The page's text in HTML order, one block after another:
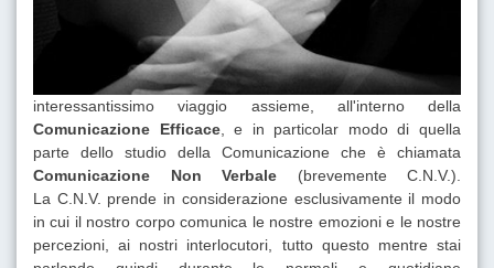
interessantissimo viaggio assieme, all'interno della
Comunicazione Efficace, e in particolar modo di quella
parte dello studio della Comunicazione che è chiamata
Comunicazione Non Verbale (brevemente C.N.V.).
La C.N.V. prende in considerazione esclusivamente il modo
in cui il nostro corpo comunica le nostre emozioni e le nostre
percezioni, ai nostri interlocutori, tutto questo mentre stai